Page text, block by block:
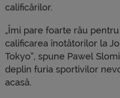
calificărilor.
„Îmi pare foarte rău
calificarea înotătorilor la
Tokyo”, spune Pawel
deplin furia sportivilor
acasă.